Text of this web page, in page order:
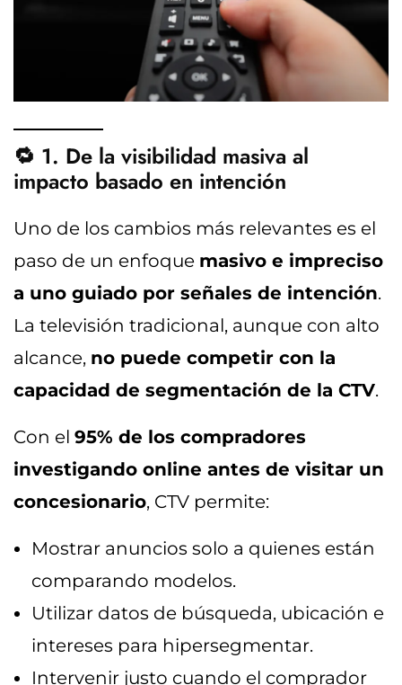
🔁 1. De la visibilidad masiva al
impacto basado en intención
Uno de los cambios más relevantes es el
paso de un enfoque masivo e impreciso
a uno guiado por señales de intención.
La televisión tradicional, aunque con alto
alcance, no puede competir con la
capacidad de segmentación de la CTV.
Con el 95% de los compradores
investigando online antes de visitar un
concesionario, CTV permite:
Mostrar anuncios solo a quienes están
comparando modelos.
Utilizar datos de búsqueda, ubicación e
intereses para hipersegmentar.
Intervenir justo cuando el comprador